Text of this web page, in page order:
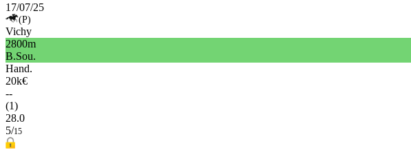
17/07/25
(P)
Vichy
2800m
B.Sou.
Hand.
20k€
--
(1)
28.0
5/15